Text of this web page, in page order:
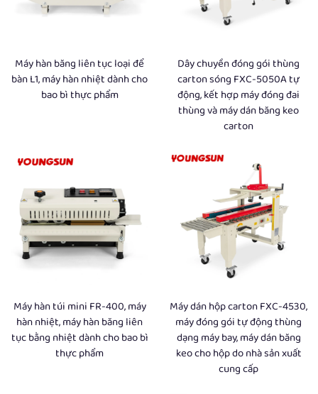
Máy hàn băng liên tục loại để
bàn L1, máy hàn nhiệt dành cho
bao bì thực phẩm
Dây chuyền đóng gói thùng
carton sóng FXC-5050A tự
động, kết hợp máy đóng đai
thùng và máy dán băng keo
carton
Máy hàn túi mini FR-400, máy
hàn nhiệt, máy hàn băng liên
tục bằng nhiệt dành cho bao bì
thực phẩm
Máy dán hộp carton FXC-4530,
máy đóng gói tự động thùng
dạng máy bay, máy dán băng
keo cho hộp do nhà sản xuất
cung cấp